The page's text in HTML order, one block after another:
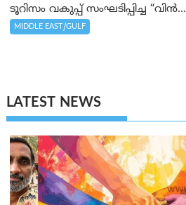
ടൂറിസം വകുപ്പ് സംഘടിപ്പിച്ച “വിൻ...
MIDDLE EAST/GULF
LATEST NEWS